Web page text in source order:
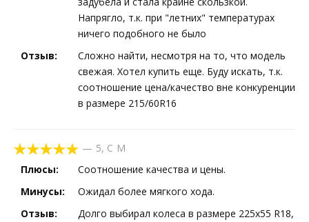
Напрягло, т.к. при "летних" температурах
ничего подобного не было
Отзыв:
Сложно найти, несмотря на то, что модель
свежая. Хотел купить еще. Буду искать, т.к.
соотношение цена/качество вне конкуренции
в размере 215/60R16
— 5, С М
Плюсы:
Соотношение качества и цены.
Минусы:
Ожидал более мягкого хода.
Отзыв:
Долго выбирал колеса в размере 225х55 R18,